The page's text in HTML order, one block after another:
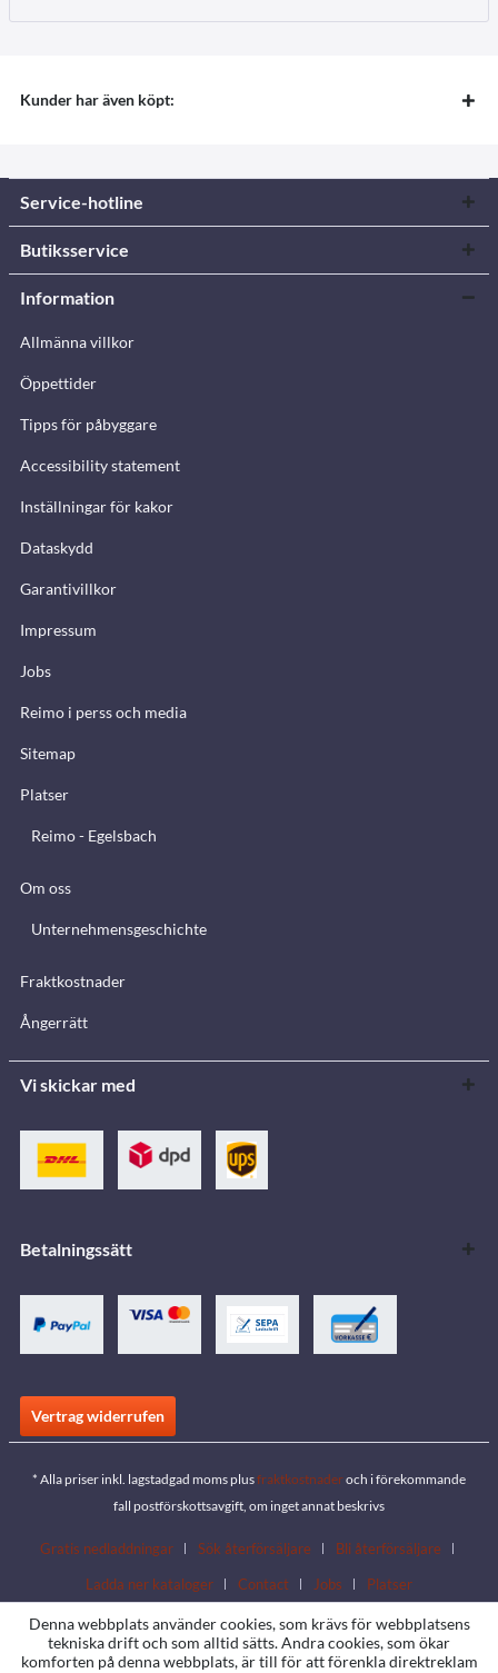
Kunder har även köpt:
Service-hotline
Butiksservice
Information
Allmänna villkor
Öppettider
Tipps för påbyggare
Accessibility statement
Inställningar för kakor
Dataskydd
Garantivillkor
Impressum
Jobs
Reimo i perss och media
Sitemap
Platser
Reimo - Egelsbach
Om oss
Unternehmensgeschichte
Fraktkostnader
Ångerrätt
Vi skickar med
Betalningssätt
Vertrag widerrufen
* Alla priser inkl. lagstadgad moms plusfraktkostnaderoch i förekommande
fall postförskottsavgift, om inget annat beskrivs
Gratis nedladdningar Sök återförsäljare
Bli återförsäljare
Ladda ner kataloger
Contact Jobs Platser
Denna webbplats använder cookies, som krävs för webbplatsens
tekniska drift och som alltid sätts. Andra cookies, som ökar
komforten på denna webbplats, är till för att förenkla direktreklam